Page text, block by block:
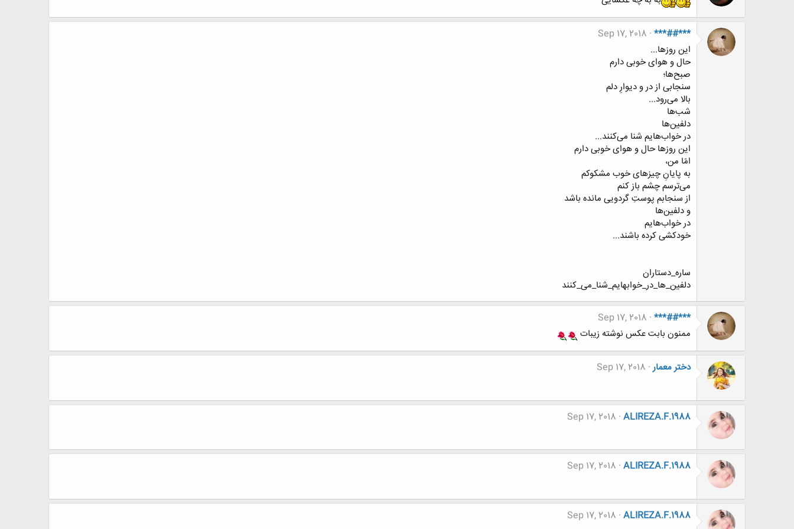
***##***
Sep 17, 2018
این روزها...
حال و هوای خوبی دارم
صبح‌ها؛
سنجابی از در و دیوارِ دلم
بالا می‌رود...
شب‌ها
دلفین‌ها
در خواب‌هایم شنا می‌کنند...
این روزها حال و هوای خوبی دارم
امّا من،
به پایانِ چیزهای خوب مشکوکم
می‌ترسم چشم باز کنم
از سنجابم پوستِ گردویی مانده باشد
و دلفین‌ها
در خواب‌هایم
خودکشی کرده باشند...
ساره_دستاران
دلفین_ها_در_خوابهایم_شنا_می_کنند
***##***
Sep 17, 2018
ممنون بابت عکس نوشته زیبات
دختر معمار Sep 17, 2018
ALIREZA.F.1988
Sep 17, 2018
ALIREZA.F.1988
Sep 17, 2018
ALIREZA.F.1988
Sep 17, 2018